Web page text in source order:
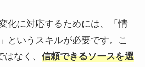
化に対応するためには、「情
というスキルが必要です。こ
なく、 信頼できるソースを選